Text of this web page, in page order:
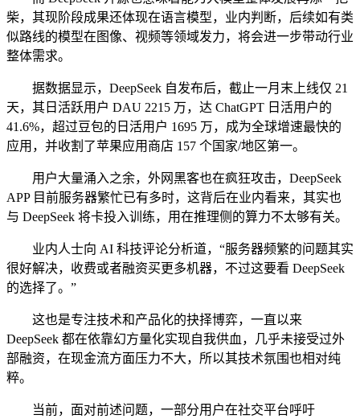
柴，其现阶段成果还体现在语言模型，业内判断，后续如有类
似路线的模型在图像、视频等领域发力，将会进一步带动行业
整体需求。
据数据显示，DeepSeek 自发布后，截止一月末上线仅 21
天，其日活跃用户 DAU 2215 万，达 ChatGPT 日活用户的
41.6%，超过豆包的日活用户 1695 万，成为全球增速最快的
应用，并收割了苹果应用商店 157 个国家/地区第一。
用户大量涌入之余，外网黑客也在疯狂攻击，DeepSeek
APP 目前服务器繁忙已有多时，这背后在业内看来，其实也
与 DeepSeek 将卡投入训练，用在推理侧的算力不太够有关。
业内人士向 AI 科技评论分析道，“服务器频繁的问题其实
很好解决，收费或者融资买更多机器，不过这要看 DeepSeek
的选择了。”
这也是专注技术和产品化的抉择博弈，一直以来
DeepSeek 都在依靠幻方量化实现自我供血，几乎未接受过外
部融资，在现金流方面压力不大，所以其技术氛围也相对纯
粹。
当前，面对前述问题，一部分用户在社交平台呼吁